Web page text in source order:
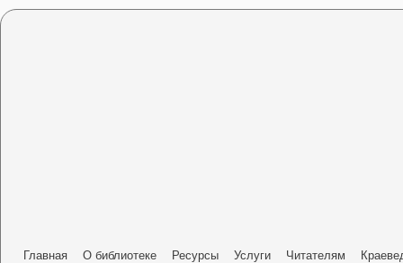
Главная О библиотеке Ресурсы Услуги Читателям